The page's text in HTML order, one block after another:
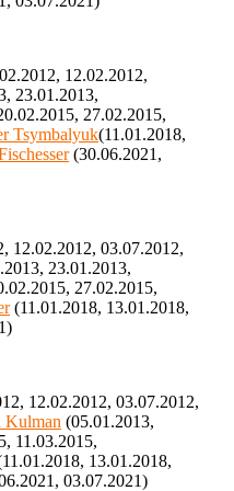
12.02.2012,
23.01.2013,
27.02.2015,
Tsymbalyuk(11.01.2018,
(30.06.2021,
12.02.2012, 03.07.2012,
23.01.2013,
27.02.2015,
(11.01.2018, 13.01.2018,
12.02.2012, 03.07.2012,
Kulman (05.01.2013,
11.03.2015,
13.01.2018,
03.07.2021)